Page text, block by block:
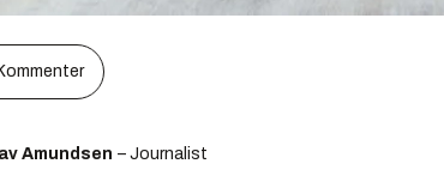
Amundsen – Journalist